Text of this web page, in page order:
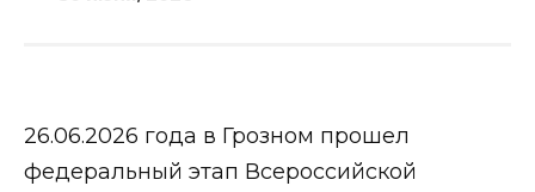
26.06.2026 года в Грозном прошел
федеральный этап Всероссийской